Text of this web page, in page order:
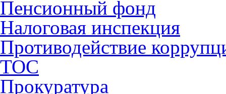
Пенсионный фонд
Налоговая инспекция
Противодействие
ТОС
Прокуратура